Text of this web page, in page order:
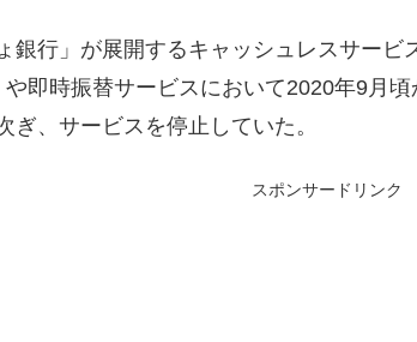
銀行」が展開するキャッシュレスサービ
や即時振替サービスにおいて2020年9月
ぎ、サービスを停止していた。
スポンサードリンク